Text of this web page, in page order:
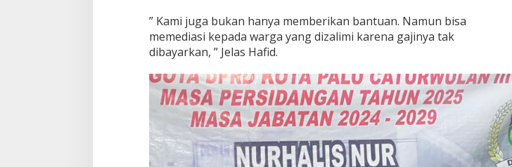
” Kami juga bukan hanya memberikan bantuan. Namun bisa
memediasi kepada warga yang dizalimi karena gajinya tak
dibayarkan, ” Jelas Hafid.